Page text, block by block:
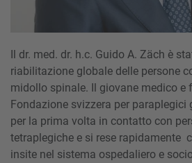
Il dr. med. dr. h.c. Guido A. Zäch è
riabilitazione globale delle persone
midollo spinale. Il giovane medico e
Fondazione svizzera per paraplegici
per la prima volta in contatto con
tetraplegiche e si rese rapidamente
insite nel sistema ospedaliero e